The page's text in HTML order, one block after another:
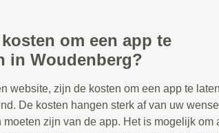
om een app te
in Woudenberg?
website, zijn de kosten om een app te laten
De kosten hangen sterk af van uw
zijn van de app. Het is mogelijk om